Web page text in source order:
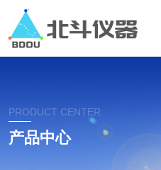
PRODUCT CENTER
产品中心